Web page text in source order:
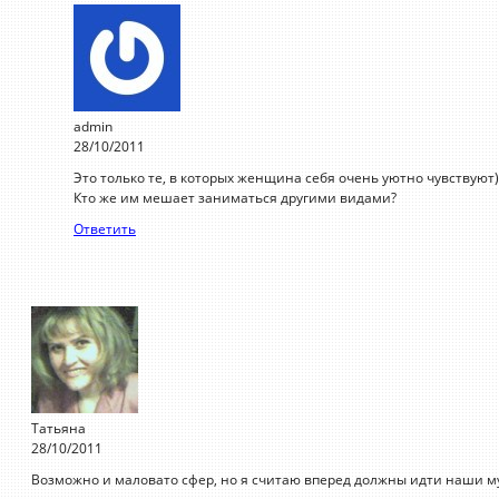
admin
28/10/2011
Это только те, в которых женщина себя очень уютно чувствуют)
Кто же им мешает заниматься другими видами?
Ответить
Татьяна
28/10/2011
Возможно и маловато сфер, но я считаю вперед должны идти наши